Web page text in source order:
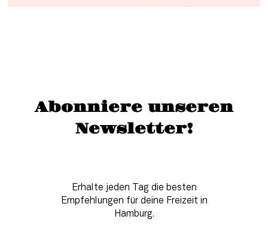
Abonniere unseren
Newsletter!
Erhalte jeden Tag die besten
Empfehlungen für deine Freizeit in
Hamburg.